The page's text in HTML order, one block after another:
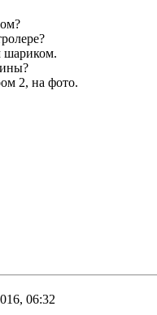
шариком.
2, на фото.
06:32